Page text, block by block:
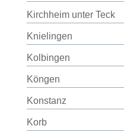
Kirchheim unter Teck
Knielingen
Kolbingen
Köngen
Konstanz
Korb